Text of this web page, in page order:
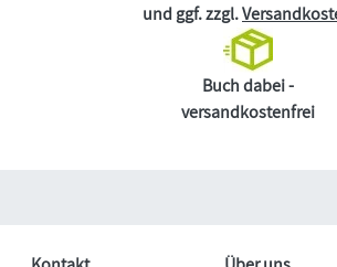
und ggf. zzgl.
Buch dabei -
versandkostenfrei